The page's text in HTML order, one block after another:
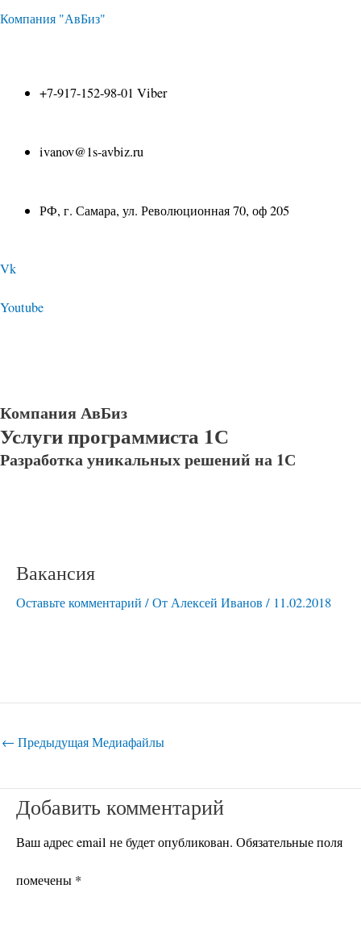
Перейти
содержимому
Компания "АвБиз"
+7-917-152-98-01 Viber
ivanov@1s-avbiz.ru
РФ, г. Самара, ул. Революционная 70, оф 205
Vk
Youtube
Компания АвБиз
Услуги программиста 1С
Разработка уникальных решений на 1С
Вакансия
Оставьте комментарий / ОтАлексей Иванов / 11.02.2018
Навигация
записям
← Предыдущая Медиафайлы
Добавить комментарий
Ваш адрес email не будет опубликован. Обязательные поля
помечены *